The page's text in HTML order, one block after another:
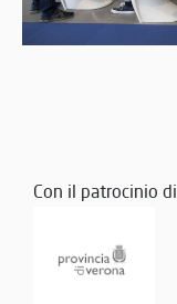
Con il patrocinio di